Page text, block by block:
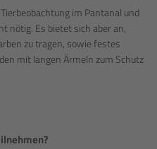
im Pantanal und
nötig. Es bietet sich aber an,
zu tragen, sowie festes
mit langen Ärmeln zum Schutz